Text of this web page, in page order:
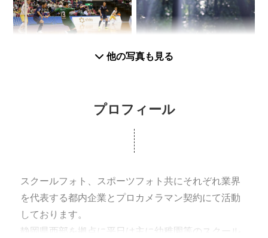
他の写真も見る
プロフィール
スクールフォト、スポーツフォト共にそれぞれ業界
を代表する都内企業とプロカメラマン契約にて活動
しております。
静岡県西部を拠点に平日は主に幼稚園等のスクール